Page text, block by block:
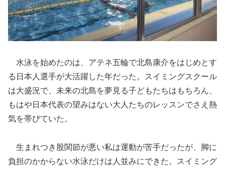
水泳を始めたのは、アテネ五輪で北島康介をはじめとす
る日本人選手が大活躍した年だった。スイミングスクール
は大盛況で、未来の北島を夢見る子どもたちはもちろん、
もはや日本代表の望みはない大人たちのレッスンでさえ熱
気を帯びていた。
生まれつき股関節が悪い私は運動が苦手だったが、脚に
負担のかからない水泳だけは人並みにできた。スイミング